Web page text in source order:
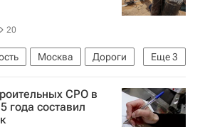
20
Еще3
Москва
Дороги
Россия
СРО в
года составил